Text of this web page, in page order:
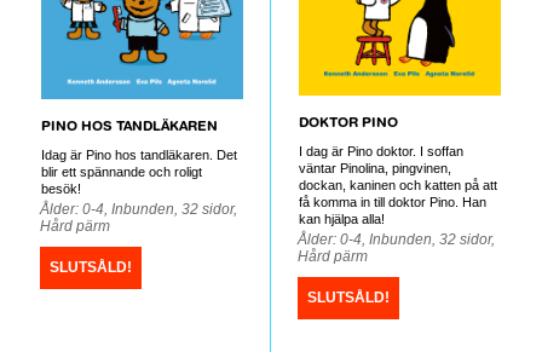
PINO HOS TANDLÄKAREN
Idag är Pino hos tandläkaren. Det
blir ett spännande och roligt
besök!
Ålder: 0-4, Inbunden, 32 sidor,
Hård pärm
SLUTSÅLD!
DOKTOR PINO
I dag är Pino doktor. I soffan
väntar Pinolina, pingvinen,
dockan, kaninen och katten på att
få komma in till doktor Pino. Han
kan hjälpa alla!
Ålder: 0-4, Inbunden, 32 sidor,
Hård pärm
SLUTSÅLD!